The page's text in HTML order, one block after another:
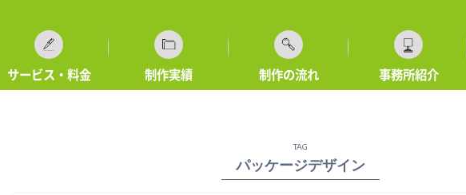
サービス・料金 制作実績 制作の流れ 事務所紹介
TAG
パッケージデザイン